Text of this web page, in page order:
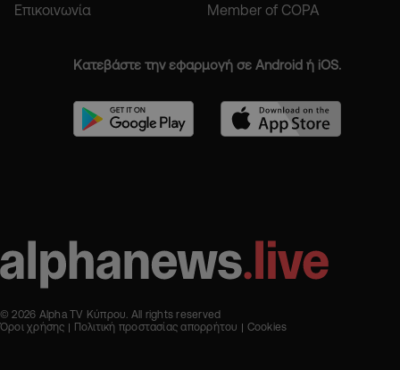
Επικοινωνία Member of COPA
Κατεβάστε την εφαρμογή σε Android ή iOS.
© 2026 Alpha TV Κύπρου. All rights reserved
Όροι χρήσης
Πολιτική προστασίας απορρήτου Cookies